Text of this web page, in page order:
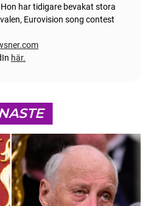
har tidigare bevakat stora
Eurovision song contest
här.